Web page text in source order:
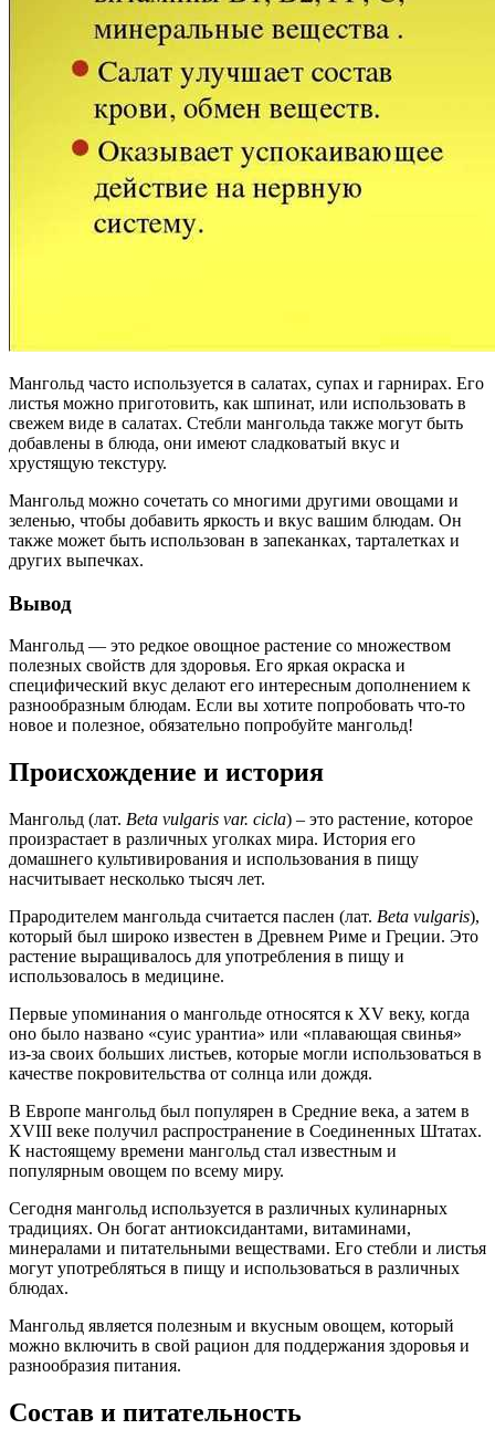
Мангольд часто используется в салатах, супах и гарнирах. Его
листья можно приготовить, как шпинат, или использовать в
свежем виде в салатах. Стебли мангольда также могут быть
добавлены в блюда, они имеют сладковатый вкус и
хрустящую текстуру.
Мангольд можно сочетать со многими другими овощами и
зеленью, чтобы добавить яркость и вкус вашим блюдам. Он
также может быть использован в запеканках, тарталетках и
других выпечках.
Вывод
Мангольд — это редкое овощное растение со множеством
полезных свойств для здоровья. Его яркая окраска и
специфический вкус делают его интересным дополнением к
разнообразным блюдам. Если вы хотите попробовать что-то
новое и полезное, обязательно попробуйте мангольд!
Происхождение и история
Мангольд (лат. Beta vulgaris var. cicla) – это растение, которое
произрастает в различных уголках мира. История его
домашнего культивирования и использования в пищу
насчитывает несколько тысяч лет.
Прародителем мангольда считается паслен (лат. Beta vulgaris),
который был широко известен в Древнем Риме и Греции. Это
растение выращивалось для употребления в пищу и
использовалось в медицине.
Первые упоминания о мангольде относятся к ХV веку, когда
оно было названо «суис урантиа» или «плавающая свинья»
из-за своих больших листьев, которые могли использоваться в
качестве покровительства от солнца или дождя.
В Европе мангольд был популярен в Средние века, а затем в
XVIII веке получил распространение в Соединенных Штатах.
К настоящему времени мангольд стал известным и
популярным овощем по всему миру.
Сегодня мангольд используется в различных кулинарных
традициях. Он богат антиоксидантами, витаминами,
минералами и питательными веществами. Его стебли и листья
могут употребляться в пищу и использоваться в различных
блюдах.
Мангольд является полезным и вкусным овощем, который
можно включить в свой рацион для поддержания здоровья и
разнообразия питания.
Состав и питательность